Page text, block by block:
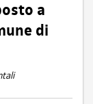
a
di